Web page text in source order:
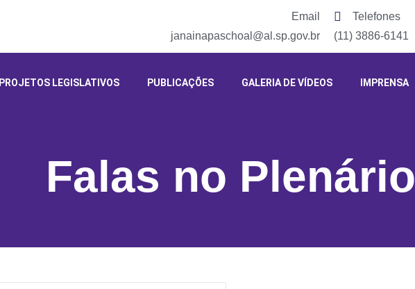
Email
janainapaschoal@al.sp.gov.br
Telefones
(11) 3886-6141
PROJETOS LEGISLATIVOS PUBLICAÇÕES GALERIA DE VÍDEOS IMPRENSA
Falas no Plenário